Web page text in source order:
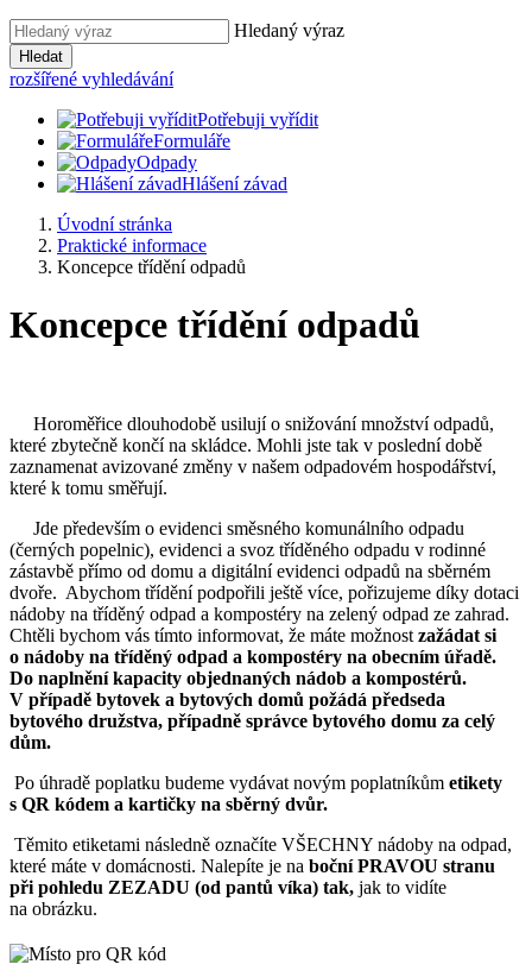
Hledaný výraz
Hledat
rozšířené vyhledávání
Potřebuji vyřídit
Formuláře
Odpady
Hlášení závad
Úvodní stránka
Praktické informace
Koncepce třídění odpadů
Koncepce třídění odpadů
Horoměřice dlouhodobě usilují o snižování množství odpadů,
které zbytečně končí na skládce. Mohli jste tak v poslední době
zaznamenat avizované změny v našem odpadovém hospodářství,
které k tomu směřují.
Jde především o evidenci směsného komunálního odpadu
(černých popelnic), evidenci a svoz tříděného odpadu v rodinné
zástavbě přímo od domu a digitální evidenci odpadů na sběrném
dvoře. Abychom třídění podpořili ještě více, pořizujeme díky dotaci
nádoby na tříděný odpad a kompostéry na zelený odpad ze zahrad.
Chtěli bychom vás tímto informovat, že máte možnost zažádat si
o nádoby na tříděný odpad a kompostéry na obecním úřadě.
Do naplnění kapacity objednaných nádob a kompostérů.
V případě bytovek a bytových domů požádá předseda
bytového družstva, případně správce bytového domu za celý
dům.
Po úhradě poplatku budeme vydávat novým poplatníkům etikety
s QR kódem a kartičky na sběrný dvůr.
Těmito etiketami následně označíte VŠECHNY nádoby na odpad,
které máte v domácnosti. Nalepíte je na boční PRAVOU stranu
při pohledu ZEZADU (od pantů víka) tak, jak to vidíte
na obrázku.